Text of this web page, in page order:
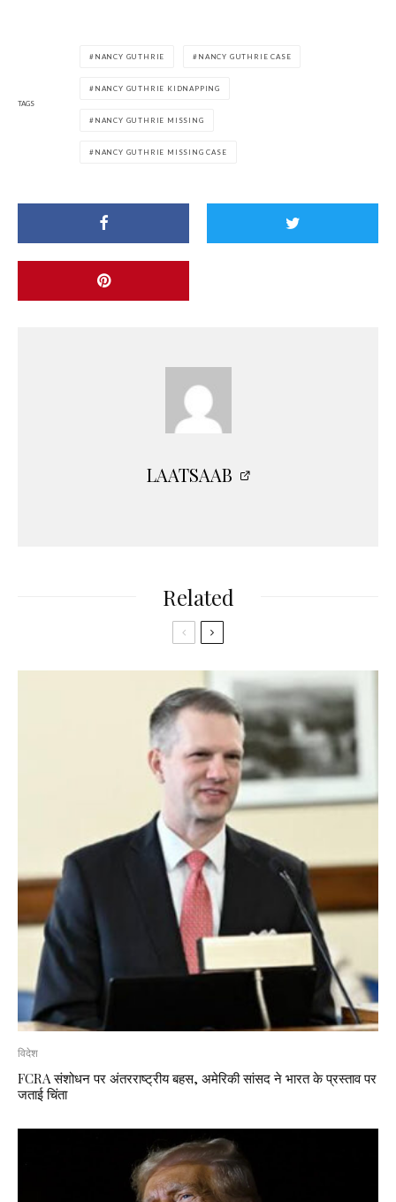
TAGS
NANCY GUTHRIE NANCY GUTHRIE CASE
NANCY GUTHRIE KIDNAPPING
NANCY GUTHRIE MISSING
NANCY GUTHRIE MISSING CASE
LAATSAAB
Related
विदेश
FCRA संशोधन पर अंतरराष्ट्रीय बहस, अमेरिकी सांसद ने भारत के प्रस्ताव पर
जताई चिंता